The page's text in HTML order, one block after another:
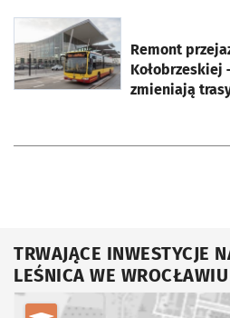
Remont
Kołobrzeskiej
zmieniają
otworzy się w nowej karcie
TRWAJĄCE INWESTYCJE
LEŚNICA WE WROCŁAWIU